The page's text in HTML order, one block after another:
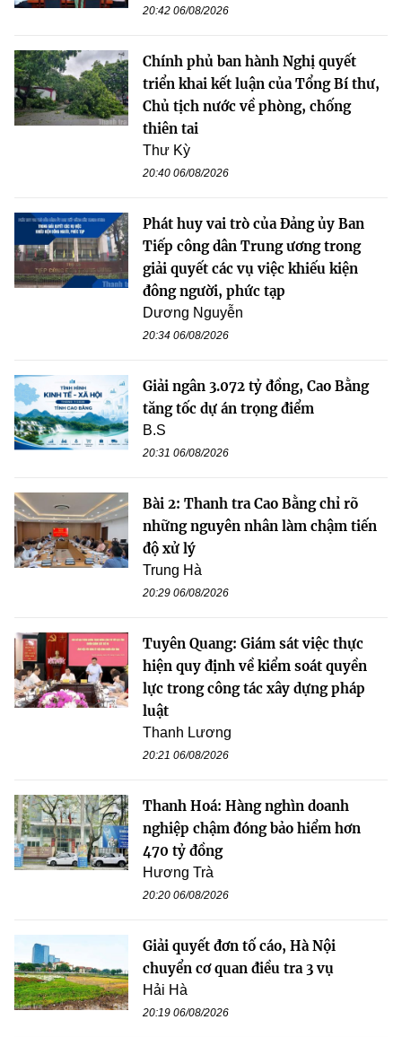
20:42 06/08/2026
Chính phủ ban hành Nghị quyết
triển khai kết luận của Tổng Bí thư,
Chủ tịch nước về phòng, chống
thiên tai
Thư Kỳ
20:40 06/08/2026
Phát huy vai trò của Đảng ủy Ban
Tiếp công dân Trung ương trong
giải quyết các vụ việc khiếu kiện
đông người, phức tạp
Dương Nguyễn
20:34 06/08/2026
Giải ngân 3.072 tỷ đồng, Cao Bằng
tăng tốc dự án trọng điểm
B.S
20:31 06/08/2026
Bài 2: Thanh tra Cao Bằng chỉ rõ
những nguyên nhân làm chậm tiến
độ xử lý
Trung Hà
20:29 06/08/2026
Tuyên Quang: Giám sát việc thực
hiện quy định về kiểm soát quyền
lực trong công tác xây dựng pháp
luật
Thanh Lương
20:21 06/08/2026
Thanh Hoá: Hàng nghìn doanh
nghiệp chậm đóng bảo hiểm hơn
470 tỷ đồng
Hương Trà
20:20 06/08/2026
Giải quyết đơn tố cáo, Hà Nội
chuyển cơ quan điều tra 3 vụ
Hải Hà
20:19 06/08/2026